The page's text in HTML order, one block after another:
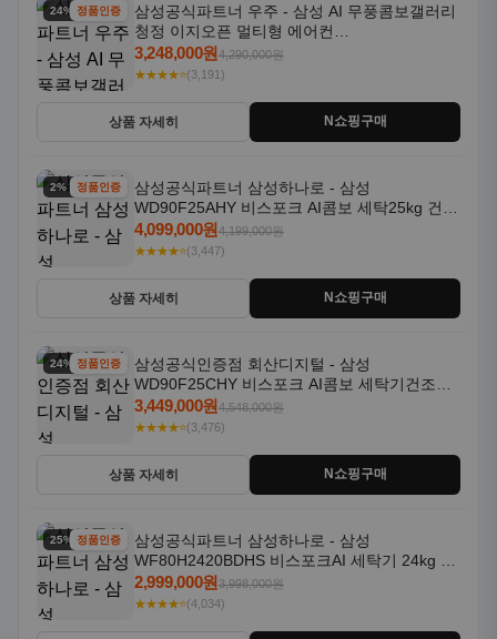
24% 할인정품인증
삼성공식파트너 우주 - 삼성 AI 무풍콤보갤러리
청정 이지오픈 멀티형 에어컨
AF80F17D22WRS 기본설치포함
3,248,000원4,290,000원
★★★★⭐(3,191)
상품 자세히 N쇼핑구매
2% 할인정품인증
삼성공식파트너 삼성하나로 - 삼성
WD90F25AHY 비스포크 AI콤보 세탁25kg 건조
18kg 자동문열림 1등급
4,099,000원4,199,000원
★★★★⭐(3,447)
상품 자세히 N쇼핑구매
24% 할인정품인증
삼성공식인증점 회산디지털 - 삼성
WD90F25CHY 비스포크 AI콤보 세탁기건조기
일체형 25kg+18kg 1등급
3,449,000원4,548,000원
★★★★⭐(3,476)
상품 자세히 N쇼핑구매
25% 할인정품인증
삼성공식파트너 삼성하나로 - 삼성
WF80H2420BDHS 비스포크AI 세탁기 24kg 건
조기 20kg 세제자동투입
2,999,000원3,998,000원
★★★★⭐(4,034)